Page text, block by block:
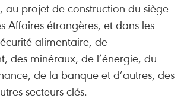
au projet de construction du siège
Affaires étrangères, et dans les
alimentaire, de
des minéraux, de l’énergie, du
de la banque et d’autres, des
secteurs clés.